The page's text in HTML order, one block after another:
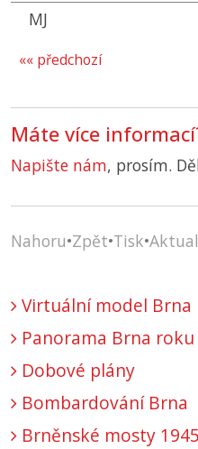
MJ
«« předchozí
Máte více
Napište nám, prosím.
Nahoru•Zpět•Tisk•
Virtuální model Brna
Panorama Brna roku
Dobové plány
Bombardování Brna
Brněnské mosty 1945